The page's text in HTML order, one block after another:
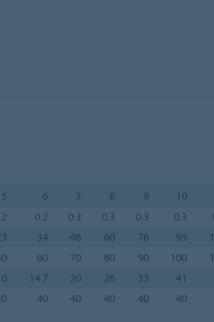
5 6 7 8 9 10
0.2 0.3 0.3 0.3 0.3
34 46 60 76 95
60 70 80 90 100
14.7 20 26 33 41
40 40 40 40 40